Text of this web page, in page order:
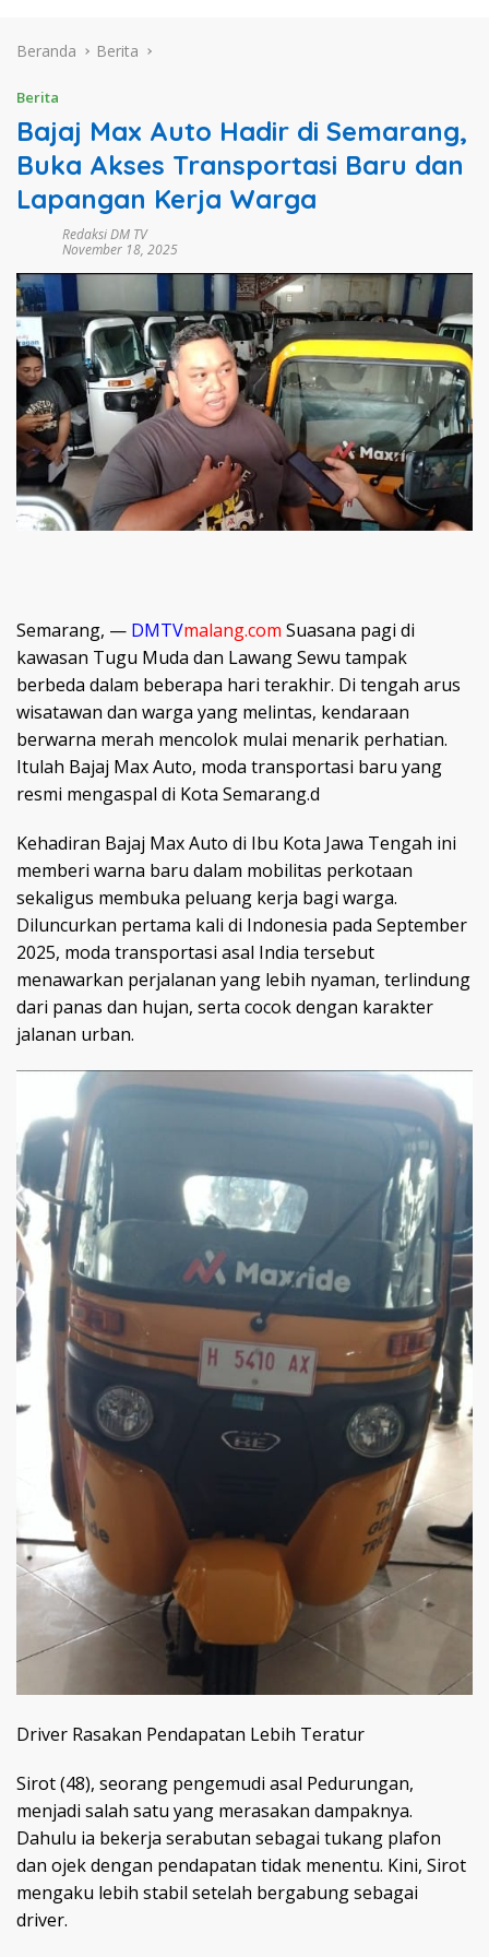
Beranda Berita
Berita
Bajaj Max Auto Hadir di Semarang,
Buka Akses Transportasi Baru dan
Lapangan Kerja Warga
Redaksi DM TV
November 18, 2025
Semarang, — DMTVmalang.com Suasana pagi di
kawasan Tugu Muda dan Lawang Sewu tampak
berbeda dalam beberapa hari terakhir. Di tengah arus
wisatawan dan warga yang melintas, kendaraan
berwarna merah mencolok mulai menarik perhatian.
Itulah Bajaj Max Auto, moda transportasi baru yang
resmi mengaspal di Kota Semarang.d
Kehadiran Bajaj Max Auto di Ibu Kota Jawa Tengah ini
memberi warna baru dalam mobilitas perkotaan
sekaligus membuka peluang kerja bagi warga.
Diluncurkan pertama kali di Indonesia pada September
2025, moda transportasi asal India tersebut
menawarkan perjalanan yang lebih nyaman, terlindung
dari panas dan hujan, serta cocok dengan karakter
jalanan urban.
Driver Rasakan Pendapatan Lebih Teratur
Sirot (48), seorang pengemudi asal Pedurungan,
menjadi salah satu yang merasakan dampaknya.
Dahulu ia bekerja serabutan sebagai tukang plafon
dan ojek dengan pendapatan tidak menentu. Kini, Sirot
mengaku lebih stabil setelah bergabung sebagai
driver.